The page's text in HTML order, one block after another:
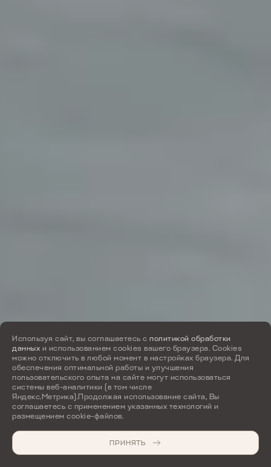
Используя сайт, вы соглашаетесь с политикой обработки
данных и использованием cookies вашего браузера. Cookies
можно отключить в любой момент в настройках браузера. Для
обеспечения оптимальной работы и улучшения
пользовательского опыта на сайте могут использоваться
системы веб-аналитики (в том числе
Яндекс.Метрика).Продолжая использование сайта, Вы
соглашаетесь с применением указанных технологий и
размещением cookie-файлов.
ПРИНЯТЬ